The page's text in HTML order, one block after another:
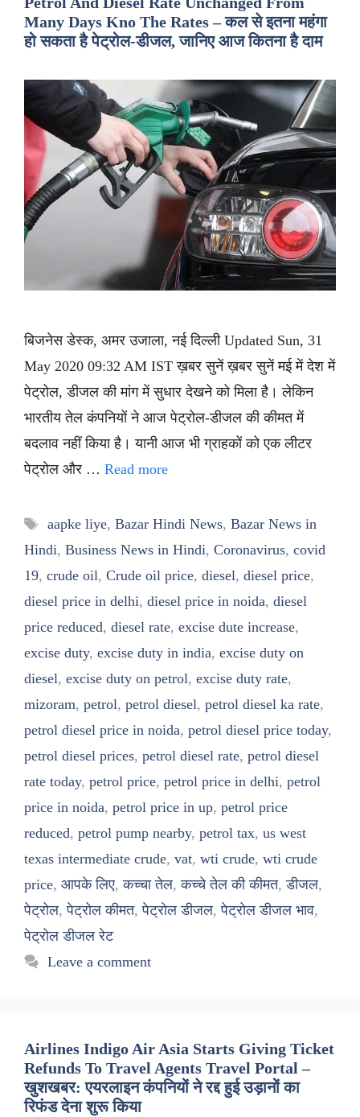
Many Days Kno The Rates – कल से इतना महंगा
हो सकता है पेट्रोल-डीजल, जानिए आज कितना है दाम
बिजनेस डेस्क, अमर उजाला, नई दिल्ली Updated Sun, 31
May 2020 09:32 AM IST ख़बर सुनें ख़बर सुनें मई में देश में
पेट्रोल, डीजल की मांग में सुधार देखने को मिला है। लेकिन
भारतीय तेल कंपनियों ने आज पेट्रोल-डीजल की कीमत में
बदलाव नहीं किया है। यानी आज भी ग्राहकों को एक लीटर
पेट्रोल और … Read more
Tags
aapke liye, Bazar Hindi News, Bazar News in
Hindi, Business News in Hindi, Coronavirus, covid
19, crude oil, Crude oil price, diesel, diesel price,
diesel price in delhi, diesel price in noida, diesel
price reduced, diesel rate, excise dute increase,
excise duty, excise duty in india, excise duty on
diesel, excise duty on petrol, excise duty rate,
mizoram, petrol, petrol diesel, petrol diesel ka rate,
petrol diesel price in noida, petrol diesel price today,
petrol diesel prices, petrol diesel rate, petrol diesel
rate today, petrol price, petrol price in delhi, petrol
price in noida, petrol price in up, petrol price
reduced, petrol pump nearby, petrol tax, us west
texas intermediate crude, vat, wti crude, wti crude
price, आपके लिए,कच्चा तेल,कच्चे तेल की कीमत,डीजल,
पेट्रोल,पेट्रोल कीमत,पेट्रोल डीजल,पेट्रोल डीजल भाव,
पेट्रोल डीजल रेट
Leave a comment
Airlines Indigo Air Asia Starts Giving Ticket
Refunds To Travel Agents Travel Portal –
खुशखबर: एयरलाइन कंपनियों ने रद्द हुई उड़ानों का
रिफंड देना शुरू किया